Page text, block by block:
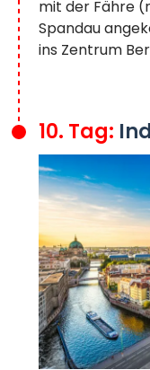
mit der Fähre
Spandau
ins Zentrum
10. Tag: